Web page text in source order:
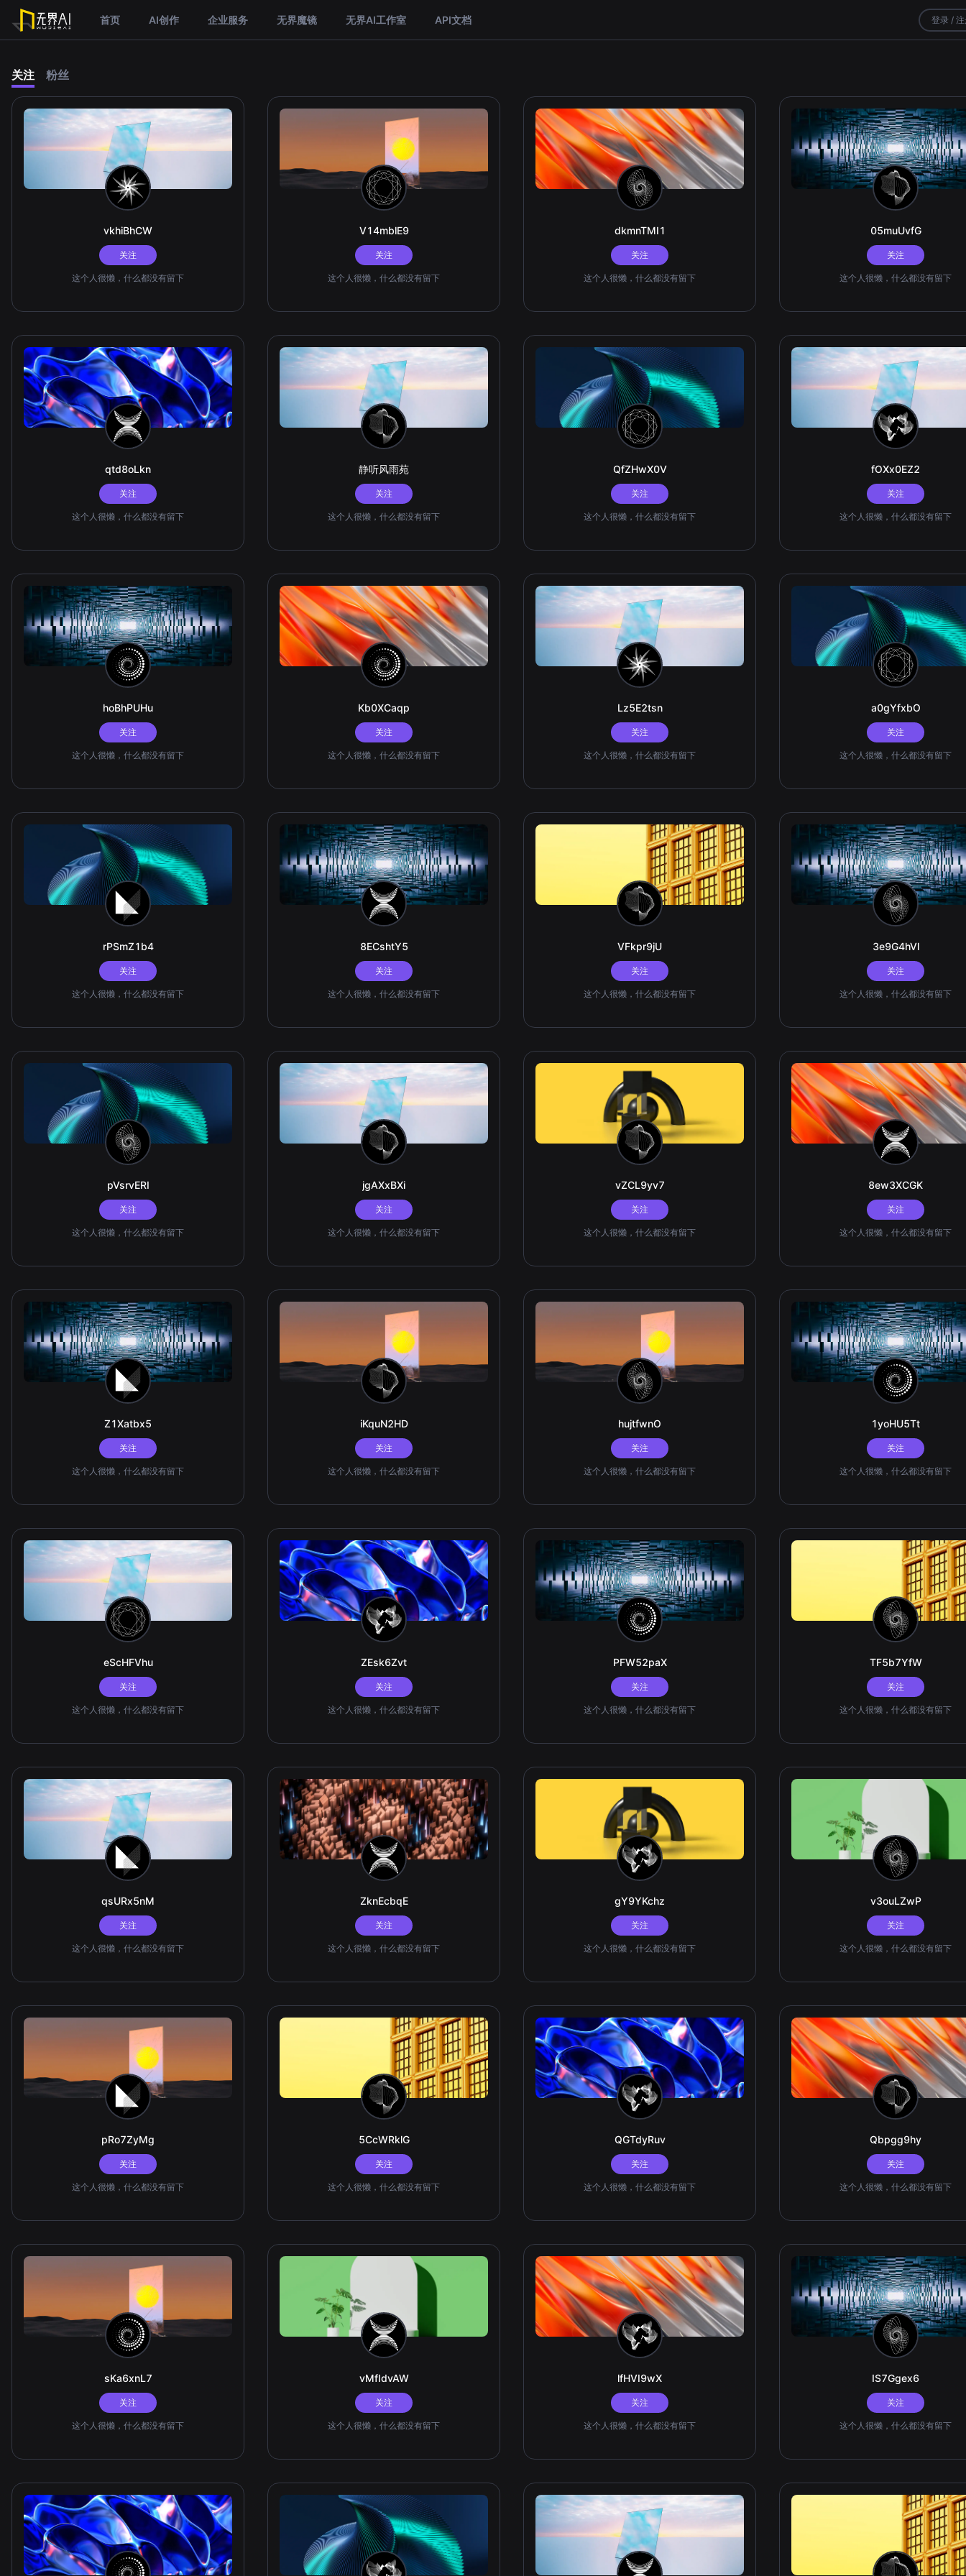
首页 AI创作 企业服务 无界魔镜 无界AI工作室 API文档 登录 /
关注 粉丝
vkhiBhCW
关注
这个人很懒，什么都没有留下
V14mblE9
关注
这个人很懒，什么都没有留下
dkmnTMI1
关注
这个人很懒，什么都没有留下
05muUvfG
关注
这个人很懒，什么都没有留下
qtd8oLkn
关注
这个人很懒，什么都没有留下
静听风雨苑
关注
这个人很懒，什么都没有留下
QfZHwX0V
关注
这个人很懒，什么都没有留下
fOXx0EZ2
关注
这个人很懒，什么都没有留下
hoBhPUHu
关注
这个人很懒，什么都没有留下
Kb0XCaqp
关注
这个人很懒，什么都没有留下
Lz5E2tsn
关注
这个人很懒，什么都没有留下
a0gYfxbO
关注
这个人很懒，什么都没有留下
rPSmZ1b4
关注
这个人很懒，什么都没有留下
8ECshtY5
关注
这个人很懒，什么都没有留下
VFkpr9jU
关注
这个人很懒，什么都没有留下
3e9G4hVl
关注
这个人很懒，什么都没有留下
pVsrvERI
关注
这个人很懒，什么都没有留下
jgAXxBXi
关注
这个人很懒，什么都没有留下
vZCL9yv7
关注
这个人很懒，什么都没有留下
8ew3XCGK
关注
这个人很懒，什么都没有留下
Z1Xatbx5
关注
这个人很懒，什么都没有留下
iKquN2HD
关注
这个人很懒，什么都没有留下
hujtfwnO
关注
这个人很懒，什么都没有留下
1yoHU5Tt
关注
这个人很懒，什么都没有留下
eScHFVhu
关注
这个人很懒，什么都没有留下
ZEsk6Zvt
关注
这个人很懒，什么都没有留下
PFW52paX
关注
这个人很懒，什么都没有留下
TF5b7YfW
关注
这个人很懒，什么都没有留下
qsURx5nM
关注
这个人很懒，什么都没有留下
ZknEcbqE
关注
这个人很懒，什么都没有留下
gY9YKchz
关注
这个人很懒，什么都没有留下
v3ouLZwP
关注
这个人很懒，什么都没有留下
pRo7ZyMg
关注
这个人很懒，什么都没有留下
5CcWRklG
关注
这个人很懒，什么都没有留下
QGTdyRuv
关注
这个人很懒，什么都没有留下
Qbpgg9hy
关注
这个人很懒，什么都没有留下
sKa6xnL7
关注
这个人很懒，什么都没有留下
vMfIdvAW
关注
这个人很懒，什么都没有留下
lfHVI9wX
关注
这个人很懒，什么都没有留下
IS7Ggex6
关注
这个人很懒，什么都没有留下